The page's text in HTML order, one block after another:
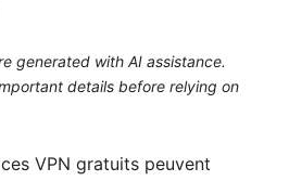
generated with AI assistance.
details before relying on
VPN gratuits peuvent